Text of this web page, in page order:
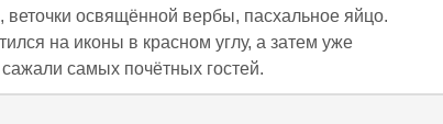
веточки освящённой вербы, пасхальное яйцо.
на иконы в красном углу, а затем уже
самых почётных гостей.